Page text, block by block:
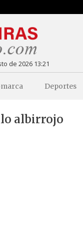
de 2026 13:21
Deportes
albirrojo